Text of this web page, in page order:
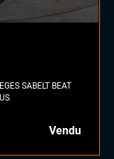
SABELT BEAT
Vendu